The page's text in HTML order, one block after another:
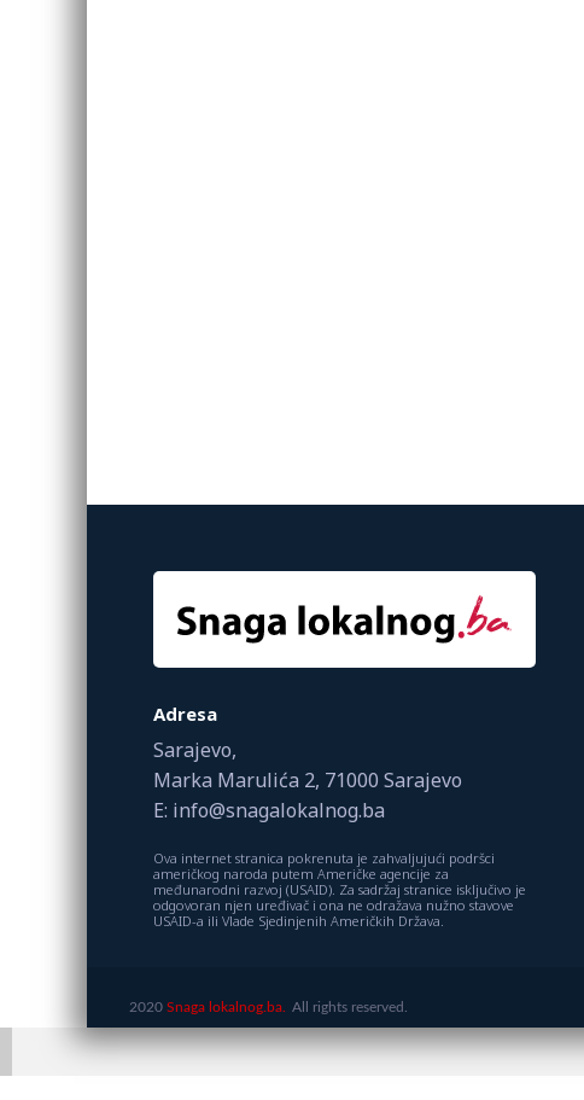
Adresa
Sarajevo,
Marka Marulića 2, 71000 Sarajevo
E: info@snagalokalnog.ba
Ova internet stranica pokrenuta je zahvaljujući podršci
američkog naroda putem Američke agencije za
međunarodni razvoj (USAID). Za sadržaj stranice isključivo je
odgovoran njen uređivač i ona ne odražava nužno stavove
USAID-a ili Vlade Sjedinjenih Američkih Država.
2020 Snaga lokalnog.ba. All rights reserved.